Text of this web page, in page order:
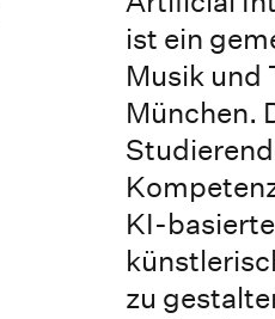
ist ein
Musik und
München.
KI-
zu